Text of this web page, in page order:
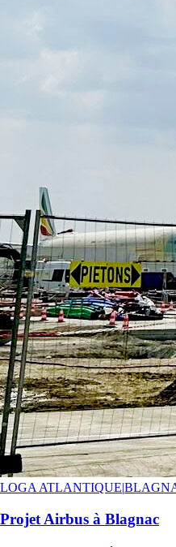
LOGA ATLANTIQUE|
Projet Airbus à Blagnac